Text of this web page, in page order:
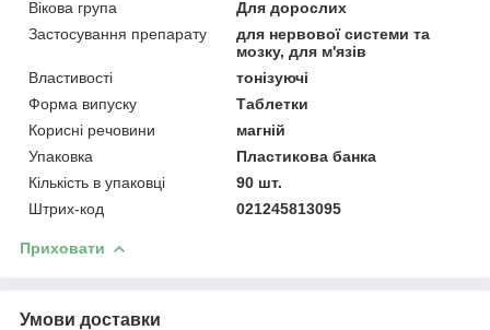
Вікова група
Для дорослих
Застосування препарату
для нервової системи та
мозку, для м'язів
Властивості
тонізуючі
Форма випуску
Таблетки
Корисні речовини
магній
Упаковка
Пластикова банка
Кількість в упаковці
90 шт.
Штрих-код
021245813095
Приховати
Умови доставки